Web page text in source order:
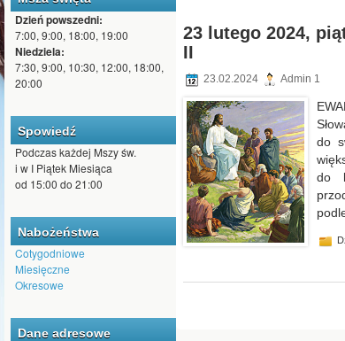
Dzień powszedni:
7:00, 9:00, 18:00, 19:00
Niedziela:
7:30, 9:00, 10:30, 12:00, 18:00,
20:00
Spowiedź
Podczas każdej Mszy św.
i w I Piątek Miesiąca
od 15:00 do 21:00
Nabożeństwa
Cotygodniowe
Miesięczne
Okresowe
Dane adresowe
23 lutego 2024,
II
23.02.2024 Admin 1
do
do